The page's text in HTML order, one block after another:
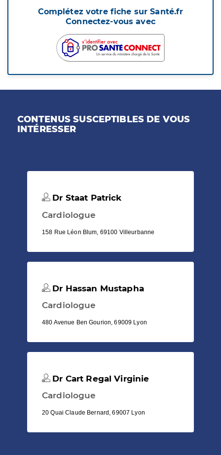
Complétez votre fiche sur Santé.fr
Connectez-vous avec
CONTENUS SUSCEPTIBLES DE VOUS
INTÉRESSER
Dr Staat Patrick
Cardiologue
158 Rue Léon Blum, 69100 Villeurbanne
Dr Hassan Mustapha
Cardiologue
480 Avenue Ben Gourion, 69009 Lyon
Dr Cart Regal Virginie
Cardiologue
20 Quai Claude Bernard, 69007 Lyon